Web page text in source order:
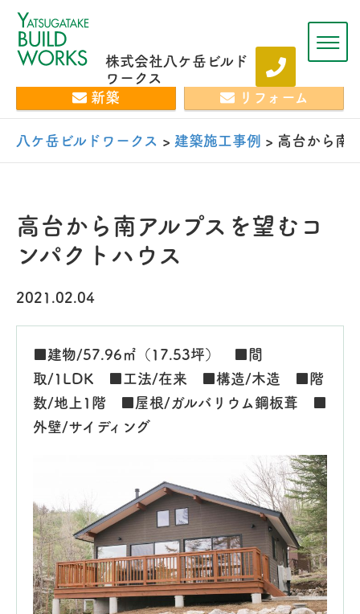
株式会社八ケ岳ビルド
ワークス
新築
リフォーム
八ケ岳ビルドワークス > 建築施工事例 > 高台から南
高台から南アルプスを望むコ
ンパクトハウス
2021.02.04
■建物/57.96㎡（17.53坪） ■間
取/1LDK ■工法/在来 ■構造/木造 ■階
数/地上1階 ■屋根/ガルバリウム鋼板葺 ■
外壁/サイディング